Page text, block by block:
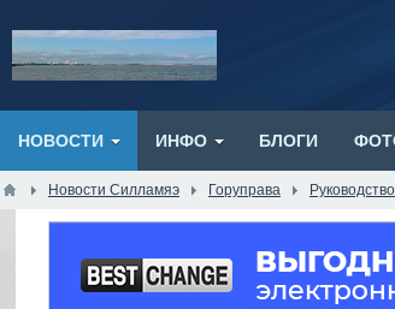
НОВОСТИ ИНФО БЛОГИ
Новости Силламяэ Горуправа